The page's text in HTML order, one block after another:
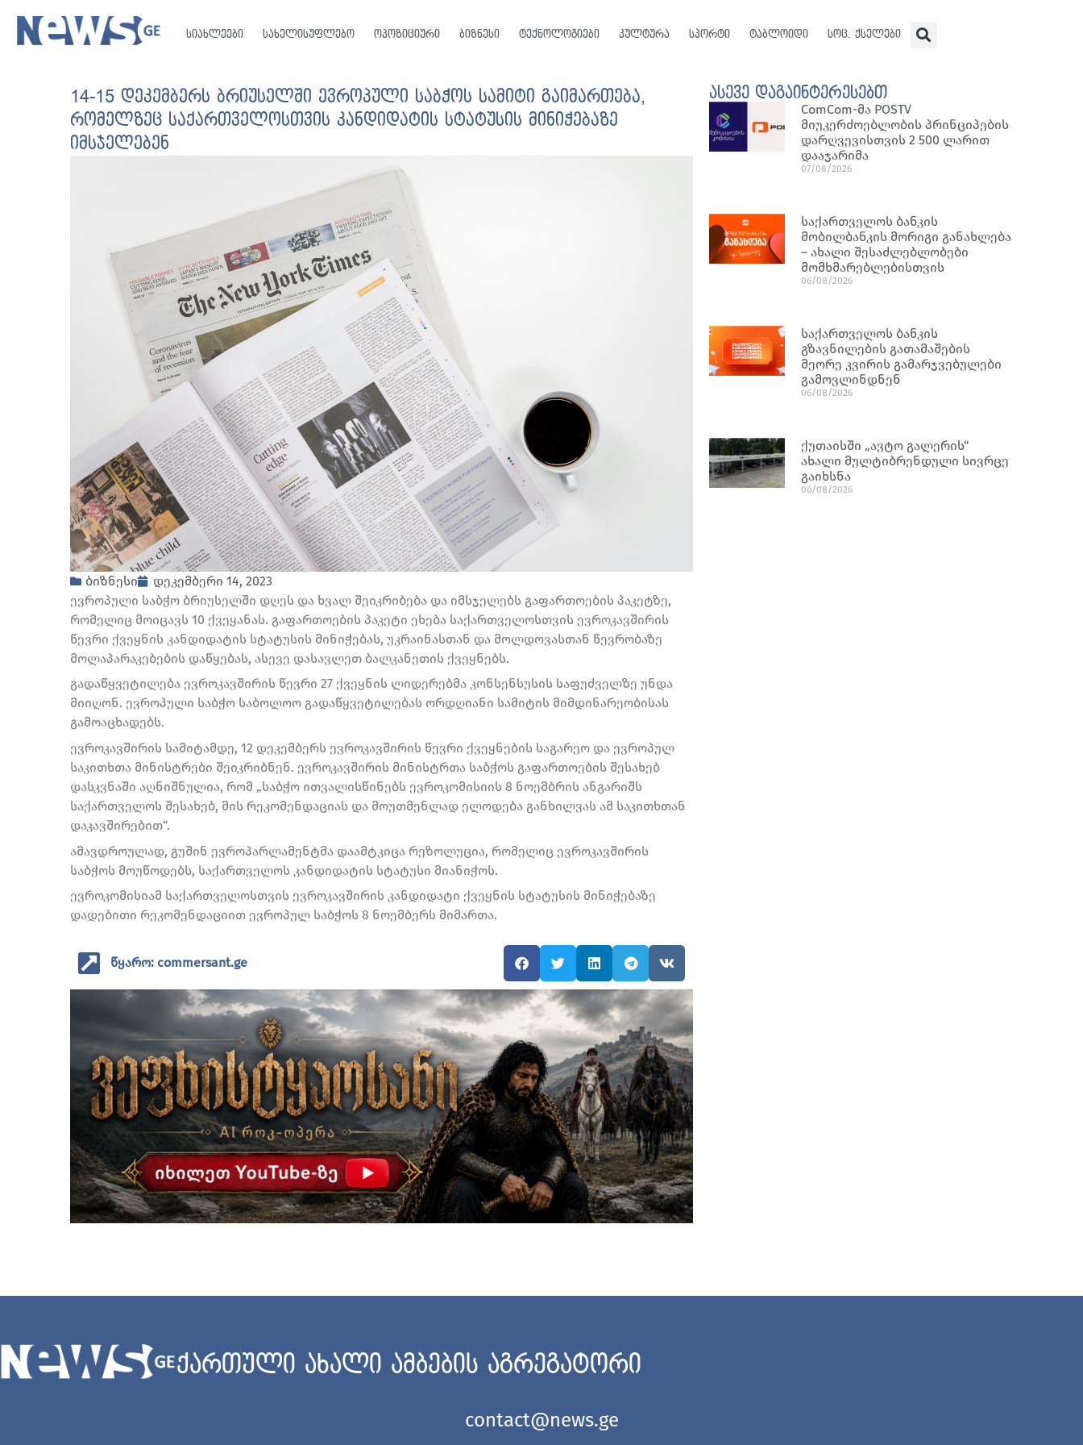
სიახლეები სახელისუფლებო ოპოზიციური ბიზნესი ტექნოლოგიები კულტურა სპორტი ტაბლოიდი სოც. ქსელები
14-15 დეკემბერს ბრიუსელში ევროპული საბჭოს სამიტი გაიმართება,
რომელზეც საქართველოსთვის კანდიდატის სტატუსის მინიჭებაზე
იმსჯელებენ
ბიზნესი
დეკემბერი 14, 2023
ევროპული საბჭო ბრიუსელში დღეს და ხვალ შეიკრიბება და იმსჯელებს გაფართოების პაკეტზე,
რომელიც მოიცავს 10 ქვეყანას. გაფართოების პაკეტი ეხება საქართველოსთვის ევროკავშირის
წევრი ქვეყნის კანდიდატის სტატუსის მინიჭებას, უკრაინასთან და მოლდოვასთან წევრობაზე
მოლაპარაკებების დაწყებას, ასევე დასავლეთ ბალკანეთის ქვეყნებს.
გადაწყვეტილება ევროკავშირის წევრი 27 ქვეყნის ლიდერებმა კონსენსუსის საფუძველზე უნდა
მიიღონ. ევროპული საბჭო საბოლოო გადაწყვეტილებას ორდღიანი სამიტის მიმდინარეობისას
გამოაცხადებს.
ევროკავშირის სამიტამდე, 12 დეკემბერს ევროკავშირის წევრი ქვეყნების საგარეო და ევროპულ
საკითხთა მინისტრები შეიკრიბნენ. ევროკავშირის მინისტრთა საბჭოს გაფართოების შესახებ
დასკვნაში აღნიშნულია, რომ „საბჭო ითვალისწინებს ევროკომისიის 8 ნოემბრის ანგარიშს
საქართველოს შესახებ, მის რეკომენდაციას და მოუთმენლად ელოდება განხილვას ამ საკითხთან
დაკავშირებით“.
ამავდროულად, გუშინ ევროპარლამენტმა დაამტკიცა რეზოლუცია, რომელიც ევროკავშირის
საბჭოს მოუწოდებს, საქართველოს კანდიდატის სტატუსი მიანიჭოს.
ევროკომისიამ საქართველოსთვის ევროკავშირის კანდიდატი ქვეყნის სტატუსის მინიჭებაზე
დადებითი რეკომენდაციით ევროპულ საბჭოს 8 ნოემბერს მიმართა.
წყარო: commersant.ge
ასევე დაგაინტერესებთ
ComCom-მა POSTV
მიუკერძოებლობის პრინციპების
დარღვევისთვის 2 500 ლარით
დააჯარიმა
07/08/2026
საქართველოს ბანკის
მობილბანკის მორიგი განახლება
– ახალი შესაძლებლობები
მომხმარებლებისთვის
06/08/2026
საქართველოს ბანკის
გზავნილების გათამაშების
მეორე კვირის გამარჯვებულები
გამოვლინდნენ
06/08/2026
ქუთაისში „ავტო გალერის“
ახალი მულტიბრენდული სივრცე
გაიხსნა
06/08/2026
ქართული ახალი ამბების აგრეგატორი
contact@news.ge